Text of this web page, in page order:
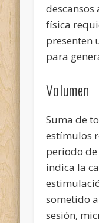
descansos
física
presenten
para
Volumen
Suma de
estímulos
periodo
indica la
sometido
sesión,